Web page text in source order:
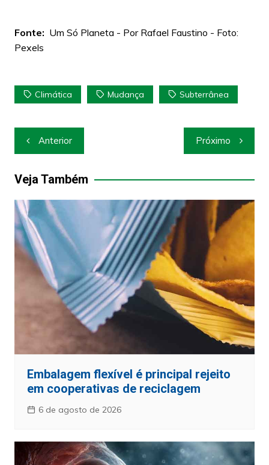
Fonte: Um Só Planeta - Por Rafael Faustino - Foto:
Pexels
Climática Mudança Subterrânea
Navegação
de
Post
Anterior Próximo
Veja Também
Embalagem flexível é principal rejeito
em cooperativas de reciclagem
6 de agosto de 2026